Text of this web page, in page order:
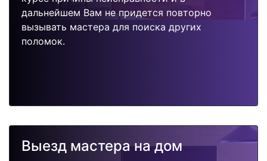
дальнейшем Вам не придется повторно
вызывать мастера для поиска других
поломок.
Выезд мастера на дом